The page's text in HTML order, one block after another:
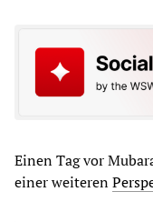
Einen Tag vor
einer weiteren